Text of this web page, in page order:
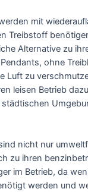
mit
Treibstoff
Alternative zu
ohne
Luft zu
leisen Betrieb
nicht nur
zu ihren
im Betrieb, da
werden und